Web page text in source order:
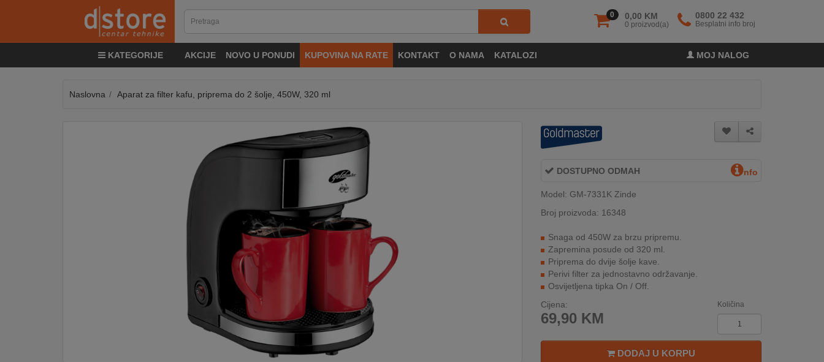
0 0,00 KM
0 proizvod(a)
0800 22 432
Besplatni info broj
KATEGORIJE AKCIJE NOVO U PONUDI KUPOVINA NA RATE KONTAKT O NAMA KATALOZI MOJ NALOG
&
Naslovna Aparat za filter kafu, priprema do 2 šolje, 450W, 320 ml
DOSTUPNO ODMAH nfo
Model: GM-7331K Zinde
Broj proizvoda: 16348
Snaga od 450W za brzu pripremu.
Zapremina posude od 320 ml.
Priprema do dvije šolje kave.
Perivi filter za jednostavno održavanje.
Osvijetljena tipka On / Off.
Cijena:
69,90 KM
Količina
DODAJ U KORPU